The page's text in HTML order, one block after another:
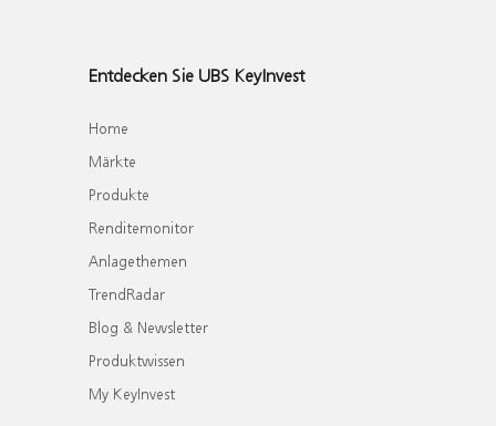
Entdecken Sie UBS KeyInvest
Home
Märkte
Produkte
Renditemonitor
Anlagethemen
TrendRadar
Blog & Newsletter
Produktwissen
My KeyInvest